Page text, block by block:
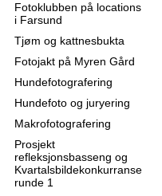
Fotoklubben på locations
i Farsund
Tjøm og kattnesbukta
Fotojakt på Myren Gård
Hundefotografering
Hundefoto og juryering
Makrofotografering
Prosjekt
refleksjonsbasseng og
Kvartalsbildekonkurranse
runde 1